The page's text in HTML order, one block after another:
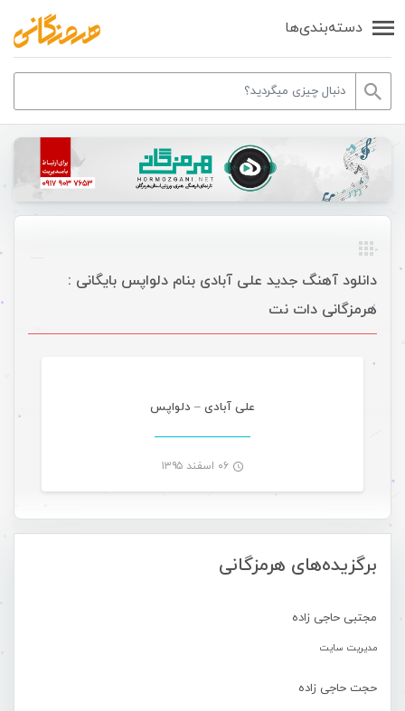
دسته‌بندی‌ها
برگزیده‌های هرمزگانی
مجتبی حاجی زاده
مدیریت سایت
حجت حاجی زاده
دانلود آهنگ جدید علی آبادی بنام دلواپس بایگانی :
هرمزگانی دات نت
علی آبادی – دلواپس
۰۶ اسفند ۱۳۹۵